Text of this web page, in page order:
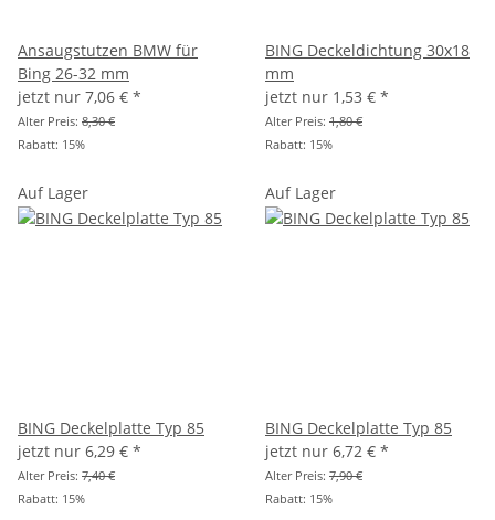
Ansaugstutzen BMW für
Bing 26-32 mm
jetzt nur 7,06 € *
Alter Preis: 8,30 €
Rabatt: 15%
BING Deckeldichtung 30x18
mm
jetzt nur 1,53 € *
Alter Preis: 1,80 €
Rabatt: 15%
Auf Lager
BING Deckelplatte Typ 85
jetzt nur 6,29 € *
Alter Preis: 7,40 €
Rabatt: 15%
Auf Lager
BING Deckelplatte Typ 85
jetzt nur 6,72 € *
Alter Preis: 7,90 €
Rabatt: 15%